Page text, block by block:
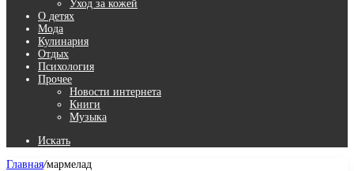
Уход за кожей
О детях
Мода
Кулинария
Отдых
Психология
Прочее
Новости интернета
Книги
Музыка
Искать
Главная/мармелад